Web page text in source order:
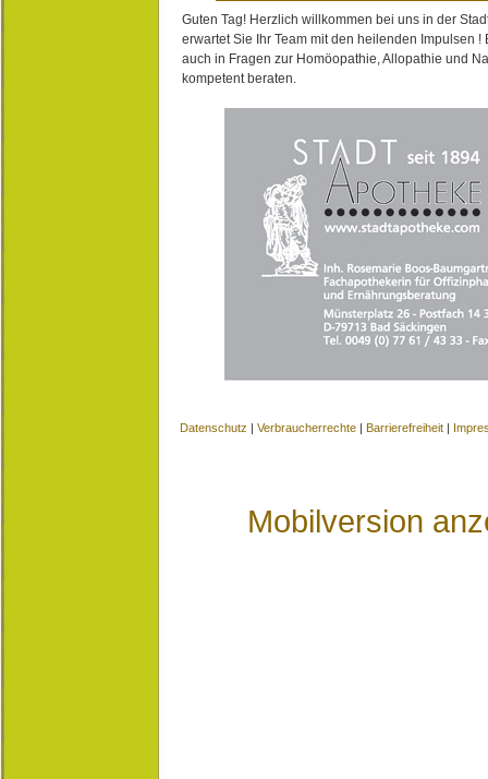
Guten Tag! Herzlich willkommen bei uns in der
erwartet Sie Ihr Team mit den heilenden Impulsen !
auch in Fragen zur Homöopathie, Allopathie und
kompetent beraten.
Datenschutz | Verbraucherrechte | Barrierefreiheit |
Mobilversion